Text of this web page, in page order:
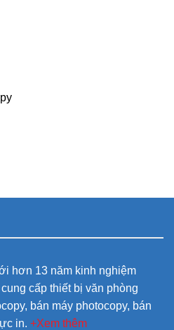
hơn 13 năm kinh nghiệm
cấp thiết bị văn phòng
bán máy photocopy, bán
in. +Xem thêm